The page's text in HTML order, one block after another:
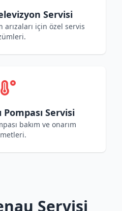
Servisi
arızaları için özel servis
Pompası Servisi
bakım ve onarım
Servisi